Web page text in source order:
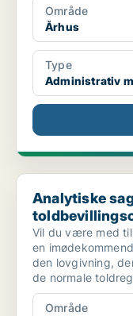
Område
Århus
Type
Administrativ
Analytiske
Analytiske
Vil du være med
en
den lovgivning,
de normale
Område